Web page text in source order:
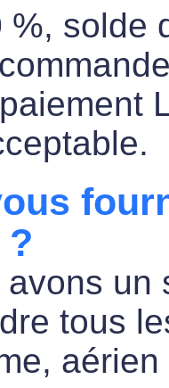
%, solde
?
avons
tous